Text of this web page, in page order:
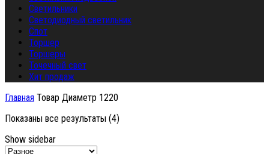
Светильники
Светодиодный светильник
Спот
Торшер
Торшеры
Точечный свет
Хит продаж
Главная Товар Диаметр 1220
Показаны все результаты (4)
Show sidebar